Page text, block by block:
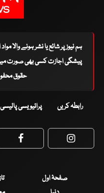
ہم نیوز پر شائع یا نشر ہونے والا
پیشگی اجازت کسی بھی صورت میں
حقوق محفوظ
رابطہ کریں پرائیویسی پالیسی
Facebook
صفحۂ اول